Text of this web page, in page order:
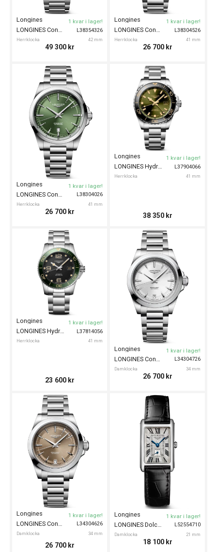
L38354326
Longines
Herrklocka 42 mm
LONGINES Conquest Chronograph 42mm
1 kvar i lager!
49 300 kr
L38304526
Longines
Herrklocka 41 mm
LONGINES Conquest 41mm
1 kvar i lager!
26 700 kr
L38304026
Longines
Herrklocka 41 mm
1 kvar i lager!
26 700 kr
L37904066
Longines
Herrklocka 41 mm
LONGINES HydroConquest GMT 41mm
1 kvar i lager!
38 350 kr
L37814056
Longines
Herrklocka 41 mm
LONGINES HydroConquest 41mm
1 kvar i lager!
23 600 kr
L34304726
Longines
Damklocka 34 mm
1 kvar i lager!
26 700 kr
L34304626
Longines
Damklocka 34 mm
1 kvar i lager!
26 700 kr
L52554710
Longines
Damklocka 21 mm
LONGINES DolceVita 21mm
1 kvar i lager!
18 100 kr